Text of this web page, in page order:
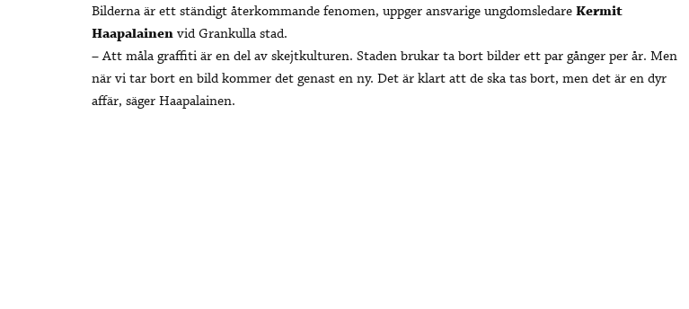
Bilderna är ett ständigt återkommande fenomen, uppger ansvarige ungdomsledare Kermit
Haapalainen vid Grankulla stad.
– Att måla graffiti är en del av skejtkulturen. Staden brukar ta bort bilder ett par gånger per år. Men
när vi tar bort en bild kommer det genast en ny. Det är klart att de ska tas bort, men det är en dyr
affär, säger Haapalainen.